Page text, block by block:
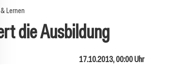
Lernen
die Ausbildung
17.10.2013, 00:00 Uhr